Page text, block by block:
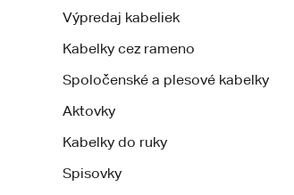
Výpredaj kabeliek
Kabelky cez rameno
Spoločenské a plesové kabelky
Aktovky
Kabelky do ruky
Spisovky